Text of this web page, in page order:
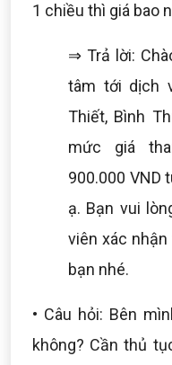
1 chiều thì giá bao
⇒ Trả lời:
tâm tới dịch
Thiết, Bình
mức giá
900.000 VND
ạ. Bạn vui
viên xác
bạn nhé.
• Câu hỏi: Bên
không? Cần thủ